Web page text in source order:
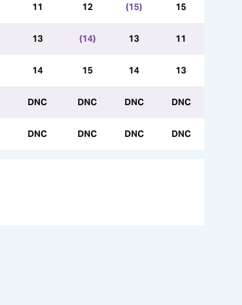
11 12 (15) 15
13 (14) 13 11
14 15 14 13
DNC DNC DNC DNC
DNC DNC DNC DNC